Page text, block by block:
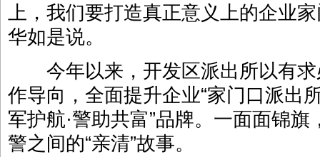
上，我们要打造真正意义上的企业
华如是说。
今年以来，开发区派出所以有求
作导向，全面提升企业“家门口派出
军护航·警助共富”品牌。一面面锦
警之间的“亲清”故事。